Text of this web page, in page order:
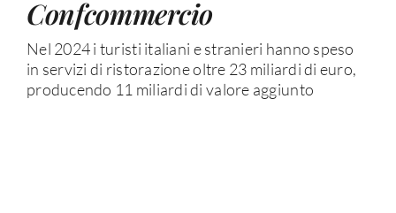
Confcommercio
Nel 2024 i turisti italiani e stranieri hanno speso
in servizi di ristorazione oltre 23 miliardi di euro,
producendo 11 miliardi di valore aggiunto